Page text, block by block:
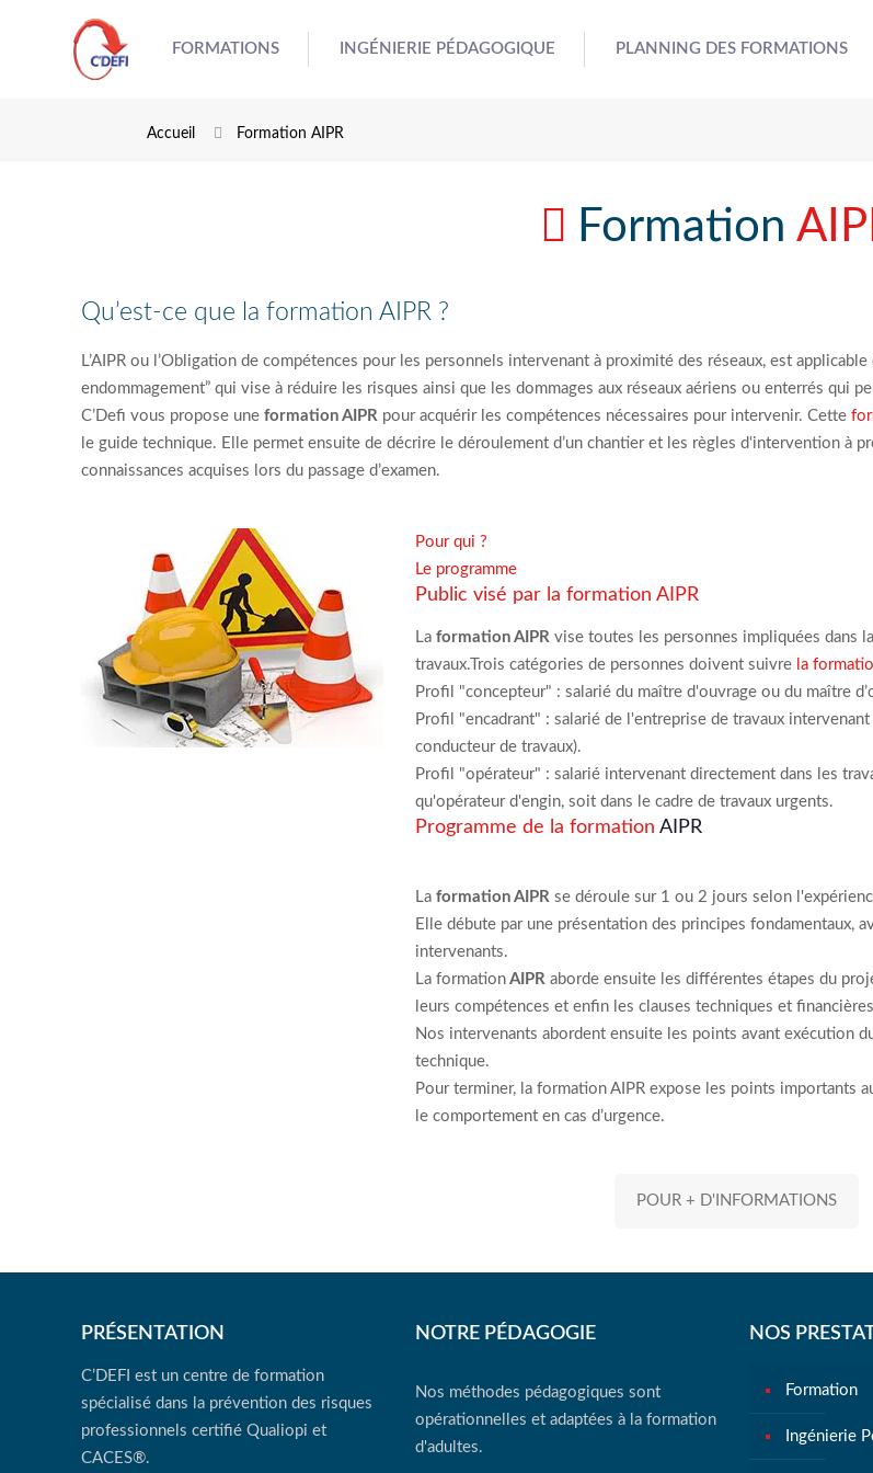
FORMATIONS INGÉNIERIE PÉDAGOGIQUE PLANNING DES FORMATIONS
Accueil Formation AIPR
Formation
Qu’est-ce que la formation AIPR ?
L’AIPR ou l’Obligation de compétences pour les personnels intervenant à proximité des réseaux, est
endommagement” qui vise à réduire les risques ainsi que les dommages aux réseaux aériens ou enterrés qui
C’Defi vous propose une formation AIPR pour acquérir les compétences nécessaires pour intervenir. Cette
le guide technique. Elle permet ensuite de décrire le déroulement d’un chantier et les règles d‘intervention à
connaissances acquises lors du passage d’examen.
Pour qui ?
Le programme
Public visé par la formation AIPR
La formation AIPR vise toutes les personnes impliquées dans
travaux.Trois catégories de personnes doivent suivre la
Profil "concepteur" : salarié du maître d'ouvrage ou du maître
Profil "encadrant" : salarié de l'entreprise de travaux
conducteur de travaux).
Profil "opérateur" : salarié intervenant directement dans les
qu'opérateur d'engin, soit dans le cadre de travaux urgents.
Programme de la formation AIPR
La formation AIPR se déroule sur 1 ou 2 jours selon
Elle débute par une présentation des principes fondamentaux,
intervenants.
La formation AIPR aborde ensuite les différentes étapes du
leurs compétences et enfin les clauses techniques et
Nos intervenants abordent ensuite les points avant exécution
technique.
Pour terminer, la formation AIPR expose les points importants
le comportement en cas d’urgence.
POUR + D'INFORMATIONS
PRÉSENTATION
C’DEFI est un centre de formation
spécialisé dans la prévention des risques
professionnels certifié Qualiopi et
CACES®.
NOTRE PÉDAGOGIE
Nos méthodes pédagogiques sont
opérationnelles et adaptées à la formation
d'adultes.
NOS
Formation
Ingénierie